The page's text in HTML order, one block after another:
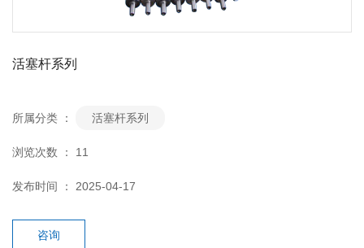
活塞杆系列
所属分类 ： 活塞杆系列
浏览次数 ： 11
发布时间 ： 2025-04-17
咨询